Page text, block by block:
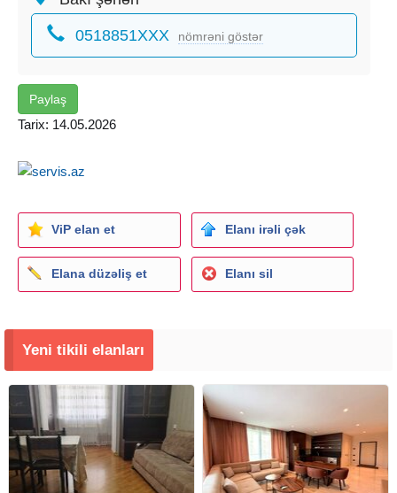
квартира, по улице Башир Сафароглы, около "
Центрального Парка ", " Паркa Гусейн Джавида " и метро
" Элмляр Академиясы ". Этаж: 14/16. Общая площадь:
холодная вода ). Отличный ремонт. Пол паркет. 2
санузла ( джакузи, душ кабина ). Cтиральная машина, 3
Сигма ". Охраняемый двор, место для парковки. •
0518851XXX nömrəni göstər
Paylaş
Tarix: 14.05.2026
ViP elan et Elanı irəli çək
Elana düzəliş et Elanı sil
Yeni tikili elanları